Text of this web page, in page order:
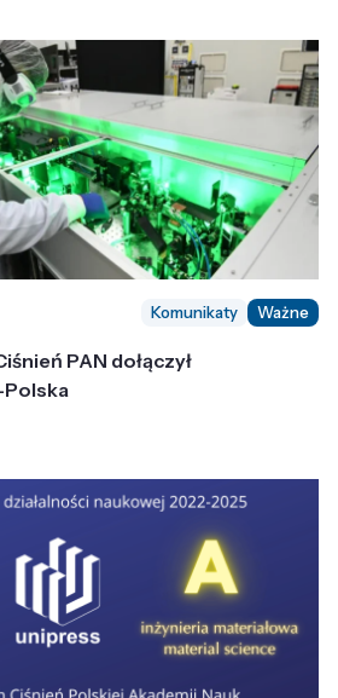
Komunikaty Ważne
PAN dołączył